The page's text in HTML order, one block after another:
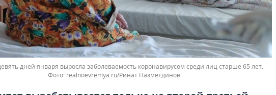
дней января выросла заболеваемость коронавирусом среди лиц старше 65 лет.
realnoevremya.ru/Ринат Назметдинов